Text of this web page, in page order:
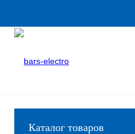
Каталог товаров